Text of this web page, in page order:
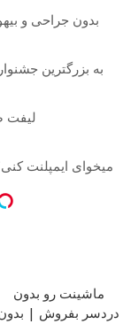
بدون جراحی و
به بزرگترین جشنواره
لیفت
میخوای ایمپلنت کنی؟ |
ماشینت رو بدون
دردسر بفروش |